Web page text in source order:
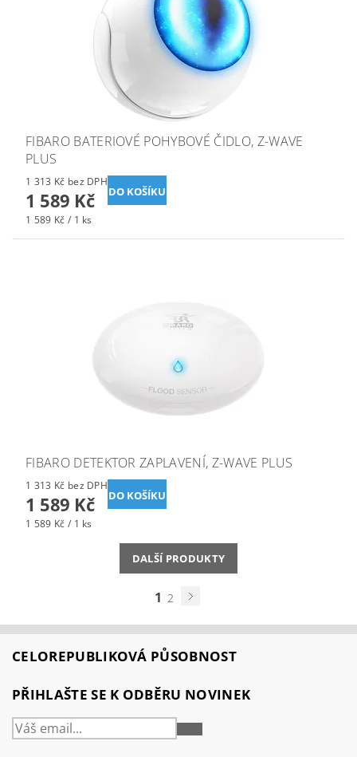
FIBARO BATERIOVÉ POHYBOVÉ ČIDLO, Z-WAVE
PLUS
1 313 Kč bez DPH
1 589 Kč
1 589 Kč / 1 ks
FIBARO DETEKTOR ZAPLAVENÍ, Z-WAVE PLUS
1 313 Kč bez DPH
1 589 Kč
1 589 Kč / 1 ks
DALŠÍ PRODUKTY
1 2
CELOREPUBLIKOVÁ PŮSOBNOST
PŘIHLAŠTE SE K ODBĚRU NOVINEK
PŘIHLÁSIT